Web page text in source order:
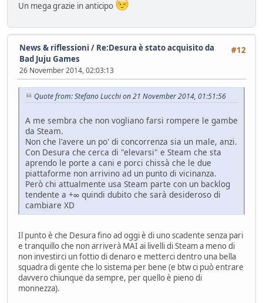
Un mega grazie in anticipo
#12
News & riflessioni / Re:Desura è stato acquisito da
Bad Juju Games
26 November 2014, 02:03:13
Quote from: Stefano Lucchi on 21 November 2014, 01:51:56
A me sembra che non vogliano farsi rompere le gambe
da Steam.
Non che l'avere un po' di concorrenza sia un male, anzi.
Con Desura che cerca di "elevarsi" e Steam che sta
aprendo le porte a cani e porci chissà che le due
piattaforme non arrivino ad un punto di vicinanza.
Però chi attualmente usa Steam parte con un backlog
tendente a +∞ quindi dubito che sarà desideroso di
cambiare XD
Il punto è che Desura fino ad oggi è di uno scadente senza pari
e tranquillo che non arriverà MAI ai livelli di Steam a meno di
non investirci un fottio di denaro e metterci dentro una bella
squadra di gente che lo sistema per bene (e btw ci può entrare
davvero chiunque da sempre, per quello è pieno di
monnezza).